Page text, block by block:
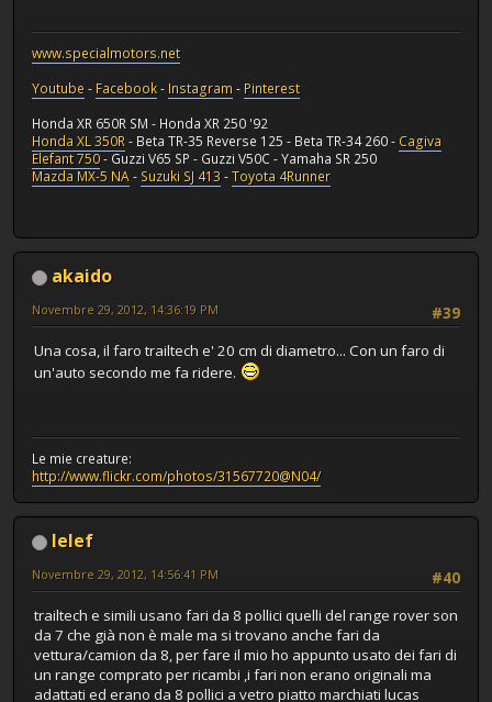
www.specialmotors.net
Youtube- Facebook- Instagram- Pinterest
Honda XR 650R SM - Honda XR 250 '92
Honda XL 350R- Beta TR-35 Reverse 125 - Beta TR-34 260 - Cagiva
Elefant 750- Guzzi V65 SP - Guzzi V50C - Yamaha SR 250
Mazda MX-5 NA- Suzuki SJ 413-Toyota 4Runner
akaido
#39
Novembre 29, 2012, 14:36:19 PM
Una cosa, il faro trailtech e' 20 cm di diametro... Con un faro di
un'auto secondo me fa ridere.
Le mie creature:
http://www.flickr.com/photos/31567720@N04/
lelef
#40
Novembre 29, 2012, 14:56:41 PM
trailtech e simili usano fari da 8 pollici quelli del range rover son
da 7 che già non è male ma si trovano anche fari da
vettura/camion da 8, per fare il mio ho appunto usato dei fari di
un range comprato per ricambi ,i fari non erano originali ma
adattati ed erano da 8 pollici a vetro piatto marchiati lucas